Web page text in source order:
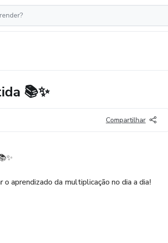
📚✨
Compartilhar
aprendizado da multiplicação no dia a dia!